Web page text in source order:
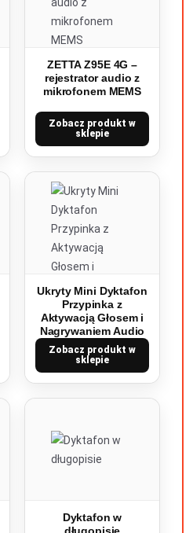
ZETTA Z95E 4G –
rejestrator audio z
mikrofonem MEMS
Zobacz produkt w
sklepie
Ukryty Mini Dyktafon
Przypinka z
Aktywacją Głosem i
Nagrywaniem Audio
Zobacz produkt w
sklepie
Dyktafon w